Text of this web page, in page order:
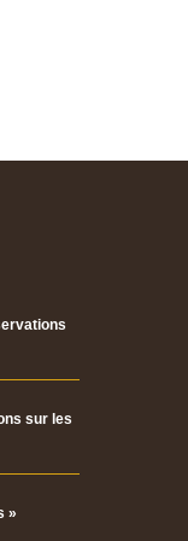
sur les
»